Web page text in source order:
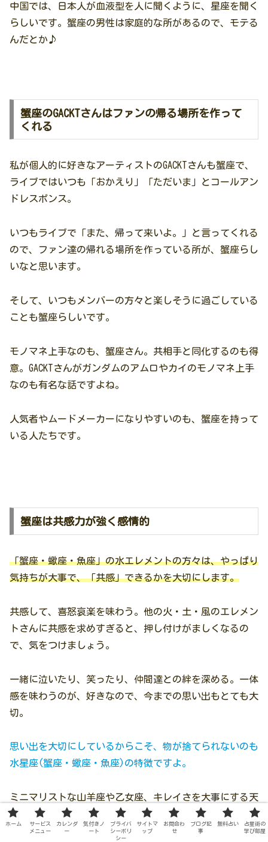
中国では、日本人が血液型を人に聞くように、星座を聞く
らしいです。蟹座の男性は家庭的な所があるので、モテる
んだとか♪
蟹座のGACKTさんはファンの帰る場所を作って
くれる
私が個人的に好きなアーティストのGACKTさんも蟹座で、
ライブではいつも「おかえり」「ただいま」とコールアン
ドレスポンス。
いつもライブで「また、帰って来いよ。」と言ってくれる
ので、ファン達の帰れる場所を作っている所が、蟹座らし
いなと思います。
そして、いつもメンバーの方々と楽しそうに過ごしている
ことも蟹座らしいです。
モノマネ上手なのも、蟹座さん。共相手と同化するのも得
意。GACKTさんがガンダムのアムロやカイのモノマネ上手
なのも有名な話ですよね。
人気者やムードメーカーになりやすいのも、蟹座を持って
いる人たちです。
蟹座は共感力が強く感情的
「蟹座・蠍座・魚座」の水エレメントの方々は、やっぱり
気持ちが大事で、「共感」できるかを大切にします。
共感して、喜怒哀楽を味わう。他の火・土・風のエレメン
トさんに共感を求めすぎると、押し付けがましくなるの
で、気をつけましょう。
一緒に泣いたり、笑ったり、仲間達との絆を深める。一体
感を味わうのが、好きなので、今までの思い出もとても大
切。
思い出を大切にしているからこそ、物が捨てられないのも
水星座(蟹座・蠍座・魚座)の特徴ですよ。
ミニマリストな山羊座や乙女座、キレイさを大事にする天
秤座さん達は、片付けたくなる気持ちもわかりますが、
「水の星座」の思い入れの深いモノを勝手に捨てることは
ホーム
サービス
メニュー
カレンダ
ー
気付きノ
ート
プライバ
シーポリ
シー
サイトマ
ップ
お問合わ
せ
ブログ記
事
無料占い
占星術の
学び部屋